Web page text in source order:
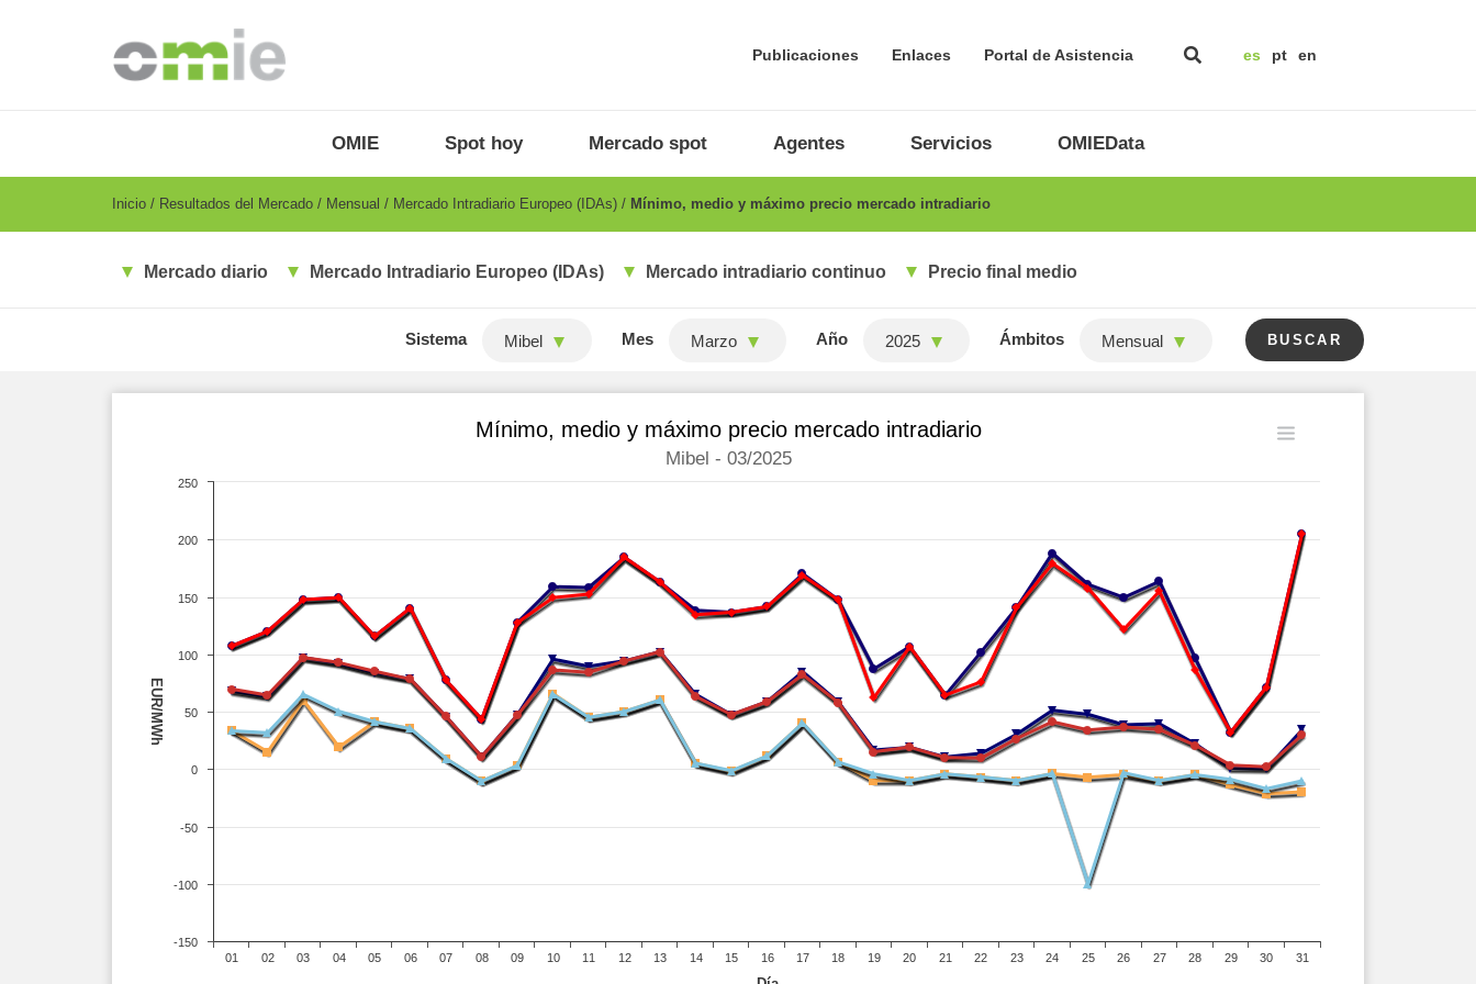
Publicaciones Enlaces Portal de Asistencia es pt en
ES
OMIE Spot hoy Mercado spot Agentes Servicios OMIEData
Breadcrumb
Inicio Resultados del Mercado Mensual Mercado Intradiario Europeo (IDAs) Mínimo, medio y máximo precio mercado intradiario
Mercado diario Mercado Intradiario Europeo (IDAs) Mercado intradiario continuo Precio final medio
Sistema Mibel Mes Marzo Año 2025 Ámbitos Mensual
EUR/MWh
Mínimo, medio y máximo precio mercado intradiario
Mibel - 03/2025
01 02 03 04 05 06 07 08 09 10 11 12 13 14 15 16 17 18 19 20 21 22 23 24 25 26 27 28 29 30 31
-150
-100
-50
0
50
100
150
200
250